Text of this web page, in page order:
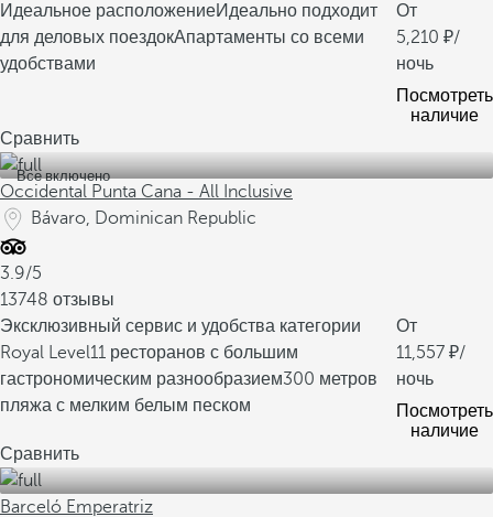
Идеальное расположениеИдеально подходит
для деловых поездокАпартаменты со всеми
удобствами
От
5,210
/
ночь
Посмотреть
наличие
Сравнить
Все включено
Occidental Punta Cana - All Inclusive
Bávaro, Dominican Republic
3.9/5
13748 отзывы
Эксклюзивный сервис и удобства категории
Royal Level11 ресторанов с большим
гастрономическим разнообразием300 метров
пляжа с мелким белым песком
От
11,557
/
ночь
Посмотреть
наличие
Сравнить
Barceló Emperatriz